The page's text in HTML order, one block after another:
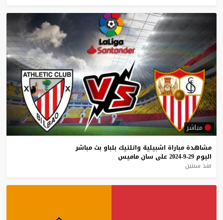
مباشر
مشاهدة مباراة اشبيلية واتلتيك بلباو بث مباشر
اليوم 29-9-2024 على سان ماميس
منذ سنتين